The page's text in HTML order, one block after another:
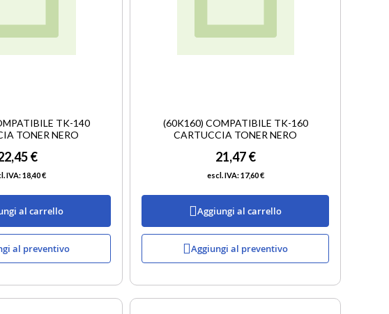
TK-140
TONER NERO
€
18,40 €
al carrello
al preventivo
(60K160) COMPATIBILE TK-160
CARTUCCIA TONER NERO
21,47 €
17,60 €
Aggiungi al carrello
Aggiungi al preventivo